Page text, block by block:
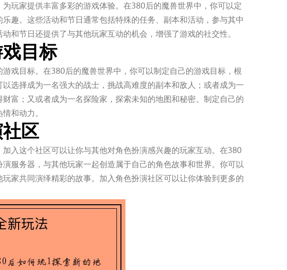
玩家提供丰富多彩的游戏体验。在380后的魔兽世界中，你可以定
趣。这些活动和节日通常包括特殊的任务、副本和活动，参与其中
和节日还提供了与其他玩家互动的机会，增强了游戏的社交性。
目标
戏目标。在380后的魔兽世界中，你可以制定自己的游戏目标，根
选择成为一名强大的战士，挑战高难度的副本和敌人；或者成为一
富；又或者成为一名探险家，探索未知的地图和秘密。制定自己的
和动力。
区
入这个社区可以让你与其他对角色扮演感兴趣的玩家互动。在380
服务器，与其他玩家一起创造属于自己的角色故事和世界。你可以
家共同演绎精彩的故事。加入角色扮演社区可以让你体验到更多的